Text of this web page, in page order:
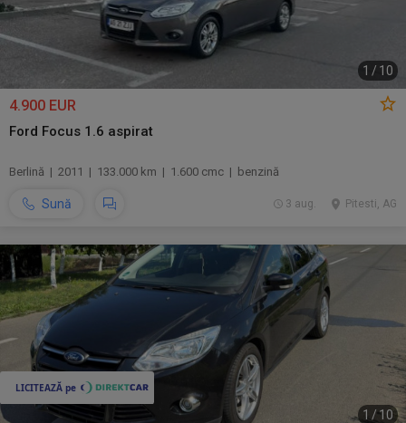
1 / 10
4.900 EUR
Ford Focus 1.6 aspirat
Berlină | 2011 | 133.000 km | 1.600 cmc | benzină
Sună Pitesti, AG
3 aug.
1 / 10